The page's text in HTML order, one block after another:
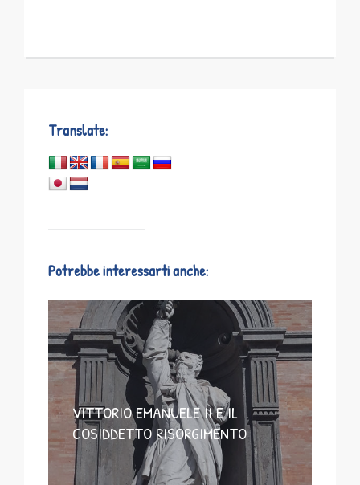
Translate:
Potrebbe interessarti anche:
VITTORIO EMANUELE II E IL
COSIDDETTO RISORGIMENTO